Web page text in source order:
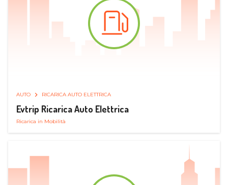
AUTO RICARICA AUTO ELETTRICA
Evtrip Ricarica Auto Elettrica
Ricarica in Mobilità